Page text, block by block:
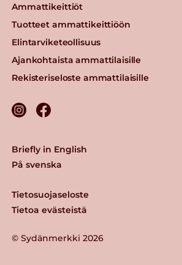
Ammattikeittiöt
Tuotteet ammattikeittiöön
Elintarviketeollisuus
Ajankohtaista ammattilaisille
Rekisteriseloste ammattilaisille
© Sydänmerkki 2026
Tietosuojaseloste
Tietoa evästeistä
Briefly in English
På svenska